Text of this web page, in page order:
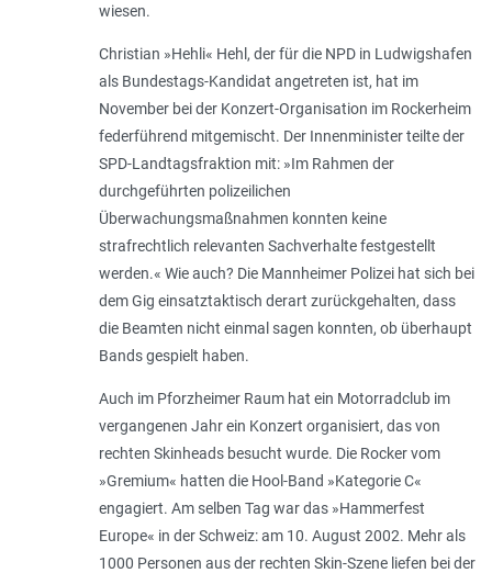
wiesen.
Christian »Hehli« Hehl, der für die NPD in Ludwigshafen
als Bundestags-Kandidat angetreten ist, hat im
November bei der Konzert-Organisation im Rockerheim
federführend mitgemischt. Der Innenminister teilte der
SPD-Landtagsfraktion mit: »Im Rahmen der
durchgeführten polizeilichen
Überwachungsmaßnahmen konnten keine
strafrechtlich relevanten Sachverhalte festgestellt
werden.« Wie auch? Die Mannheimer Polizei hat sich bei
dem Gig einsatztaktisch derart zurückgehalten, dass
die Beamten nicht einmal sagen konnten, ob überhaupt
Bands gespielt haben.
Auch im Pforzheimer Raum hat ein Motorradclub im
vergangenen Jahr ein Konzert organisiert, das von
rechten Skinheads besucht wurde. Die Rocker vom
»Gremium« hatten die Hool-Band »Kategorie C«
engagiert. Am selben Tag war das »Hammerfest
Europe« in der Schweiz: am 10. August 2002. Mehr als
1000 Personen aus der rechten Skin-Szene liefen bei der